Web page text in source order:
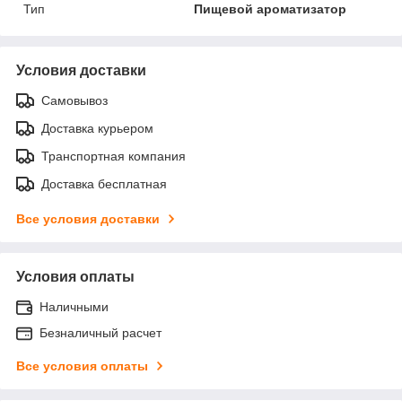
Тип
Пищевой ароматизатор
Условия доставки
Самовывоз
Доставка курьером
Транспортная компания
Доставка бесплатная
Все условия доставки
Условия оплаты
Наличными
Безналичный расчет
Все условия оплаты